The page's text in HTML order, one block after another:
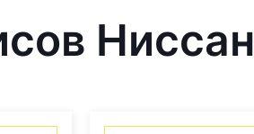
Ниссан